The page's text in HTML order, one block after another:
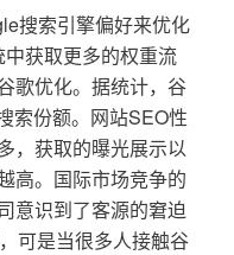
搜索引擎偏好来优化
获取更多的权重流
歌优化。据统计，谷
索份额。网站SEO性
，获取的曝光展示以
高。国际市场竞争的
意识到了客源的窘迫
可是当很多人接触谷